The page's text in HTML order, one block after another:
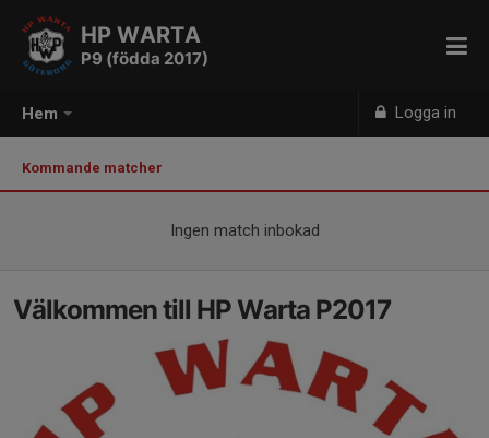
Hem Logga in
HP WARTA
P9 (födda 2017)
Kommande matcher
Ingen match inbokad
Välkommen till HP Warta P2017